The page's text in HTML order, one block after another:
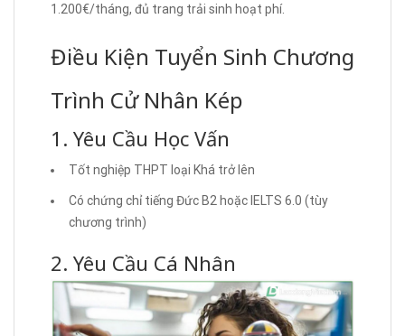
1.200€/tháng, đủ trang trải sinh hoạt phí.
Điều Kiện Tuyển Sinh Chương
Trình Cử Nhân Kép
1. Yêu Cầu Học Vấn
Tốt nghiệp THPT loại Khá trở lên
Có chứng chỉ tiếng Đức B2 hoặc IELTS 6.0 (tùy
chương trình)
2. Yêu Cầu Cá Nhân